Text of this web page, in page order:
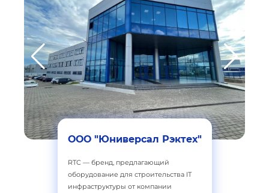
ООО "Юниверсал Рэктех"
RTC — бренд, предлагающий
оборудование для строительства IT
инфраструктуры от компании